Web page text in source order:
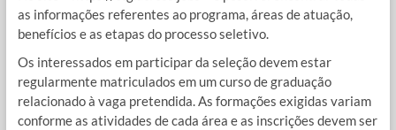
as informações referentes ao programa, áreas de atuação,
benefícios e as etapas do processo seletivo.
Os interessados em participar da seleção devem estar
regularmente matriculados em um curso de graduação
relacionado à vaga pretendida. As formações exigidas variam
conforme as atividades de cada área e as inscrições devem ser